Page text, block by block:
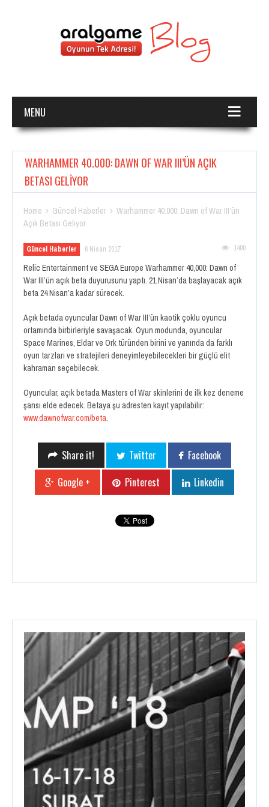
MENU
WARHAMMER 40.000: DAWN OF WAR III’ÜN AÇIK
BETASI GELIYOR
Home  Güncel Haberler  Warhammer 40.000: Dawn of War III’ün
Açık Betası Geliyor
Güncel Haberler 6 Nisan 2017 1400
Relic Entertainment ve SEGA Europe Warhammer 40,000: Dawn of
War III’ün açık beta duyurusunu yaptı. 21 Nisan’da başlayacak açık
beta 24 Nisan’a kadar sürecek.
Açık betada oyuncular Dawn of War III’ün kaotik çoklu oyuncu
ortamında birbirleriyle savaşacak. Oyun modunda, oyuncular
Space Marines, Eldar ve Ork türünden birini ve yanında da farklı
oyun tarzları ve stratejileri deneyimleyebilecekleri bir güçlü elit
kahraman seçebilecek.
Oyuncular, açık betada Masters of War skinlerini de ilk kez deneme
şansı elde edecek. Betaya şu adresten kayıt yapılabilir:
www.dawnofwar.com/beta.
Share it! Twitter
Facebook
Google +
Pinterest Linkedin